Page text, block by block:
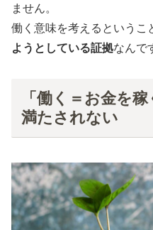
ません。
働く意味を考えるというこ
ようとしている証拠なんで
「働く＝お金を
満たされない